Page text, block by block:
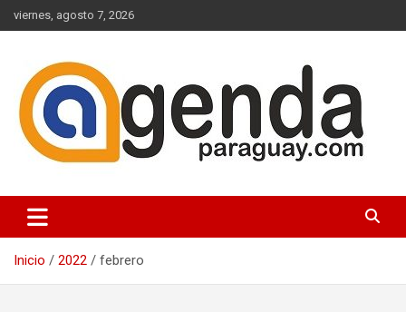
Saltar
al
viernes, agosto 7, 2026
Agenda Paraguay
Inicio 2022 febrero